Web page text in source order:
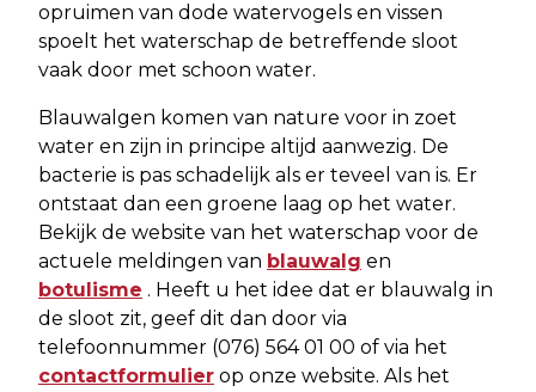
opruimen van dode watervogels en vissen
spoelt het waterschap de betreffende sloot
vaak door met schoon water.
Blauwalgen komen van nature voor in zoet
water en zijn in principe altijd aanwezig. De
bacterie is pas schadelijk als er teveel van is. Er
ontstaat dan een groene laag op het water.
Bekijk de website van het waterschap voor de
actuele meldingen van blauwalg en
botulisme . Heeft u het idee dat er blauwalg in
de sloot zit, geef dit dan door via
telefoonnummer (076) 564 01 00 of via het
contactformulier op onze website. Als het